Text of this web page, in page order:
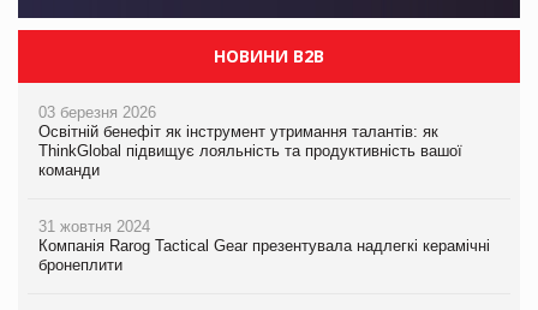
НОВИНИ B2B
03 березня 2026
Освітній бенефіт як інструмент утримання талантів: як
ThinkGlobal підвищує лояльність та продуктивність вашої
команди
31 жовтня 2024
Компанія Rarog Tactical Gear презентувала надлегкі керамічні
бронеплити